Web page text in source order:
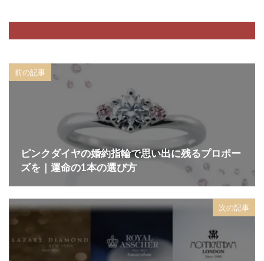
前の記事
ピンクダイヤの婚約指輪で思い出に残るプロポー
ズを｜運命の1本の選び方
次の記事